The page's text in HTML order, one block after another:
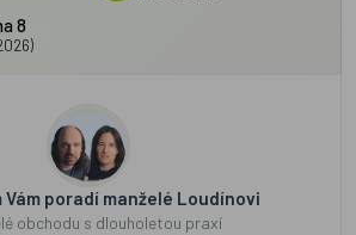
8
Vám poradí manželé Loudínovi
obchodu s dlouholetou praxí